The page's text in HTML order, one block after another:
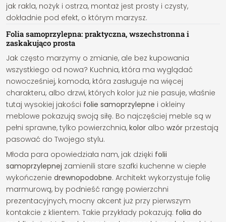
jak rakla, nożyk i ostrza, montaż jest prosty i czysty,
dokładnie pod efekt, o którym marzysz.
Folia samoprzylepna: praktyczna, wszechstronna i
zaskakująco prosta
Jak często marzymy o zmianie, ale bez kupowania
wszystkiego od nowa? Kuchnia, która ma wyglądać
nowocześniej, komoda, która zasługuje na więcej
charakteru, albo drzwi, których kolor już nie pasuje, właśnie
tutaj wysokiej jakości folie samoprzylepne i okleiny
meblowe pokazują swoją siłę. Bo najczęściej meble są w
pełni sprawne, tylko powierzchnia, kolor albo wzór przestają
pasować do Twojego stylu.
Młoda para opowiedziała nam, jak dzięki folii
samoprzylepnej zamienili stare szafki kuchenne w ciepłe
wykończenie drewnopodobne. Architekt wykorzystuje folię
marmurową, by podnieść rangę powierzchni
prezentacyjnych, mocny akcent już przy pierwszym
kontakcie z klientem. Takie przykłady pokazują: folia do